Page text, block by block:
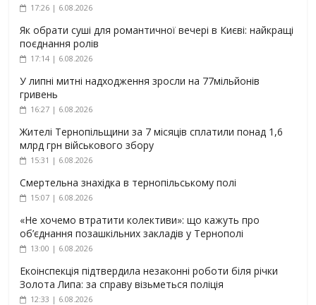
17:26 | 6.08.2026
Як обрати суші для романтичної вечері в Києві: найкращі
поєднання ролів
17:14 | 6.08.2026
У липні митні надходження зросли на 77мільйонів
гривень
16:27 | 6.08.2026
Жителі Тернопільщини за 7 місяців сплатили понад 1,6
млрд грн військового збору
15:31 | 6.08.2026
Смертельна знахідка в тернопільському полі
15:07 | 6.08.2026
«Не хочемо втратити колективи»: що кажуть про
об’єднання позашкільних закладів у Тернополі
13:00 | 6.08.2026
Екоінспекція підтвердила незаконні роботи біля річки
Золота Липа: за справу візьметься поліція
12:33 | 6.08.2026